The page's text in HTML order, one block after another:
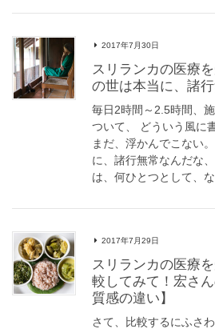
2017年7月30日
スリランカの医療を受けてみるVol.11【こ
の世は本当に、諸行
毎日2時間～2.5時間、
ついて、 どういう風に
まだ、浮かんでこない
に、諸行無常なんだな
は、何ひとつとして、
2017年7月29日
スリランカの医療を受けてみるVol.10【比
較してみて！宏さ
質感の違い】
さて、比較するにふさ